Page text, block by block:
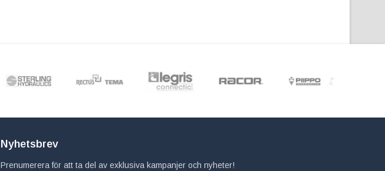
Nyhetsbrev
Prenumerera för att ta del av exklusiva kampanjer och nyheter!